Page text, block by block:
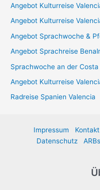
c
h
:
Angebot Kulturreise
Angebot Kulturreise
Angebot Sprachwoche &
Angebot Sprachreise
Sprachwoche an der Costa
Angebot Kulturreise
Radreise Spanien Valencia
Impressum Kontakt
Datenschutz
ARBs